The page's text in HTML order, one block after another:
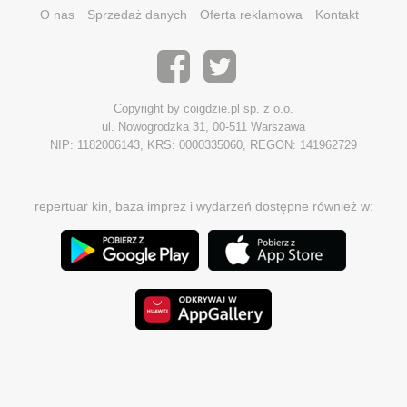
O nas Sprzedaż danych Oferta reklamowa Kontakt
Copyright by coigdzie.pl sp. z o.o.
ul. Nowogrodzka 31, 00-511 Warszawa
NIP: 1182006143, KRS: 0000335060, REGON: 141962729
repertuar kin, baza imprez i wydarzeń dostępne również w: